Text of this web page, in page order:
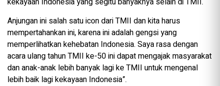
Anjungan ini salah satu icon dari TMII dan kita harus
mempertahankan ini, karena ini adalah gengsi yang
memperlihatkan kehebatan Indonesia. Saya rasa dengan
acara ulang tahun TMII ke-50 ini dapat mengajak masyarakat
dan anak-anak lebih banyak lagi ke TMII untuk mengenal
lebih baik lagi kekayaan Indonesia”.